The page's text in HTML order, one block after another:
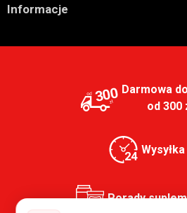
Informacje
300 Darmowa
od 300
Porady